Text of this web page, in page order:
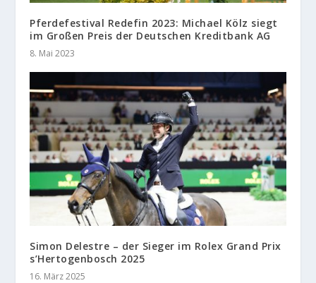
Pferdefestival Redefin 2023: Michael Kölz siegt
im Großen Preis der Deutschen Kreditbank AG
8. Mai 2023
Simon Delestre – der Sieger im Rolex Grand Prix
s’Hertogenbosch 2025
16. März 2025